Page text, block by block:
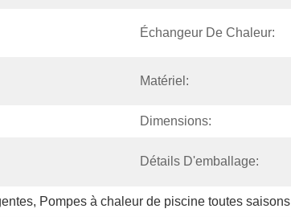
Échangeur De Chaleur:
Matériel:
Dimensions:
Détails D'emballage:
, Pompes à chaleur de piscine toutes saisons